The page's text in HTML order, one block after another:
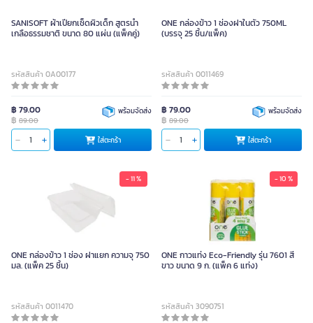
SANISOFT ผ้าเปียกเช็ดผิวเด็ก สูตรน้ำ
เกลือธรรมชาติ ขนาด 80 แผ่น (แพ็คคู่)
รหัสสินค้า 0A00177
฿ 79.00
฿ 89.00
พร้อมจัดส่ง
ใส่ตะกร้า
ONE กล่องข้าว 1 ช่องฝาในตัว 750ML
(บรรจุ 25 ชิ้น/แพ็ค)
รหัสสินค้า 0011469
฿ 79.00
฿ 89.00
พร้อมจัดส่ง
ใส่ตะกร้า
- 11 %
ONE กล่องข้าว 1 ช่อง ฝาแยก ความจุ 750
มล. (แพ็ค 25 ชิ้น)
รหัสสินค้า 0011470
- 10 %
ONE กาวแท่ง Eco-Friendly รุ่น 7601 สี
ขาว ขนาด 9 ก. (แพ็ค 6 แท่ง)
รหัสสินค้า 3090751